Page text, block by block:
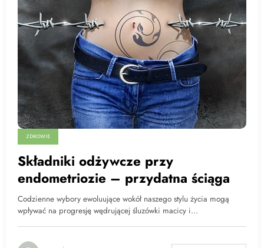
ZDROWIE
Składniki odżywcze przy
endometriozie – przydatna ściąga
Codzienne wybory ewoluujące wokół naszego stylu życia mogą
wpływać na progresję wędrującej śluzówki macicy i…